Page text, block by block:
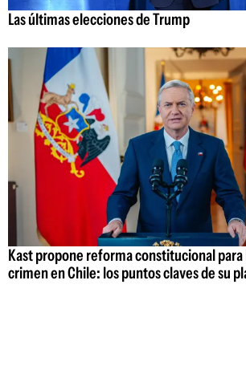
Las últimas elecciones de Trump
Kast propone reforma constitucional
crimen en Chile: los puntos claves de su